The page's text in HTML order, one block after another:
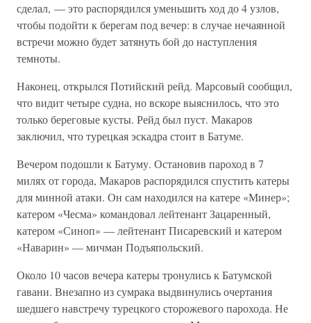
сделал, — это распорядился уменьшить ход до 4 узлов,
чтобы подойти к берегам под вечер: в случае нечаянной
встречи можно будет затянуть бой до наступления
темноты.
Наконец, открылся Потийский рейд. Марсовый сообщил,
что видит четыре судна, но вскоре выяснилось, что это
только береговые кусты. Рейд был пуст. Макаров
заключил, что турецкая эскадра стоит в Батуме.
Вечером подошли к Батуму. Остановив пароход в 7
милях от города, Макаров распорядился спустить катеры
для минной атаки. Он сам находился на катере «Минер»;
катером «Чесма» командовал лейтенант Зацаренный,
катером «Синоп» — лейтенант Писаревский и катером
«Наварин» — мичман Подъяпольский.
Около 10 часов вечера катеры тронулись к Батумской
гавани. Внезапно из сумрака выдвинулись очертания
шедшего навстречу турецкого сторожевого парохода. Не